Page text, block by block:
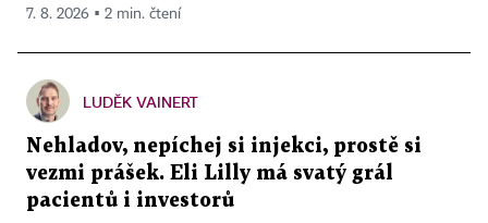
7. 8. 2026 ▪ 2 min. čtení
LUDĚK VAINERT
Nehladov, nepíchej si injekci, prostě si
vezmi prášek. Eli Lilly má svatý grál
pacientů i investorů